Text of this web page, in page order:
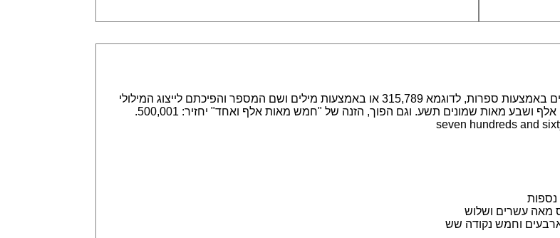
מערכת לעבודה עם מספרים במילים. מאפשר הזנה של מספרים באמצעות ספרות, לדוגמא 315,789 או באמצעות מילים ושם המספר והפיכתם לייצוג המילולי
או המספרי. הזנה של 315,789 תחזיר שלוש מאות חמש עשרה אלף ושבע מאות שמונים תשע. וגם הפוך, הזנה של "חמש מאות אלף ואחד" יחזיר: 500,001.